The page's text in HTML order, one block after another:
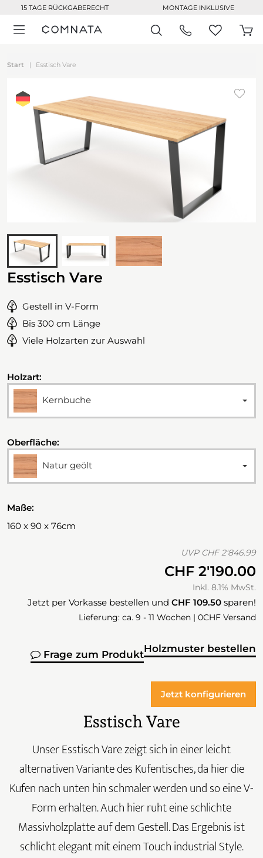
15 TAGE RÜCKGABERECHT MONTAGE INKLUSIVE
Start Esstisch Vare
Esstisch Vare
Gestell in V-Form
Bis 300 cm Länge
Viele Holzarten zur Auswahl
Holzart:
Kernbuche
Oberfläche:
Natur geölt
Maße:
160 x 90 x 76cm
UVP CHF 2'846.99
CHF 2'190.00
Inkl. 8.1% MwSt.
Jetzt per Vorkasse bestellen und CHF 109.50 sparen!
Lieferung: ca. 9 - 11 Wochen | 0CHF Versand
Holzmuster bestellen
Frage zum Produkt
Jetzt konfigurieren
Esstisch Vare
Unser Esstisch Vare zeigt sich in einer leicht
alternativen Variante des Kufentisches, da hier die
Kufen nach unten hin schmaler werden und so eine V-
Form erhalten. Auch hier ruht eine schlichte
Massivholzplatte auf dem Gestell. Das Ergebnis ist
schlicht elegant mit einem Touch industrial Style.